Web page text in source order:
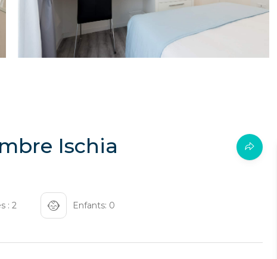
Ischia
: 2 Enfants: 0